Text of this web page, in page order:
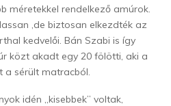
méretekkel rendelkező amúrok.
,de biztosan elkezdték az
kedvelői. Bán Szabi is így
közt akadt egy 20 fölötti, aki a
a sérült matracból.
idén „kisebbek” voltak,